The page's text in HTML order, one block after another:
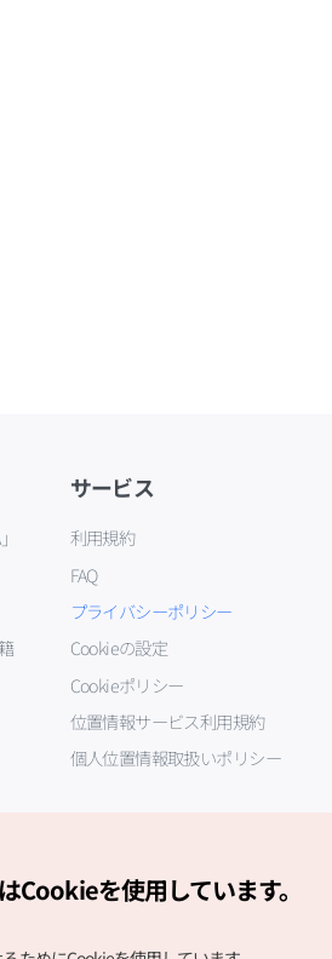
サービス
利用規約
FAQ
プライバシーポリシー
Cookieの設定
Cookieポリシー
位置情報サービス利用規約
個人位置情報取扱いポリシー
Cookieを使用しています。